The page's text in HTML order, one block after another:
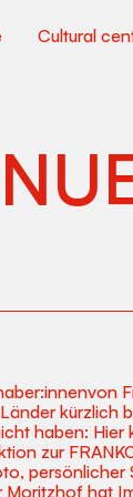
Cultural
kürzlich
haben: Hier
zur
persönlicher
hat